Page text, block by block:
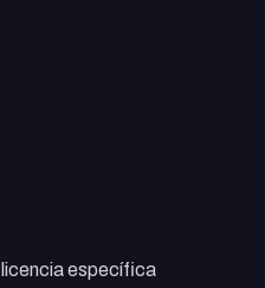
específica